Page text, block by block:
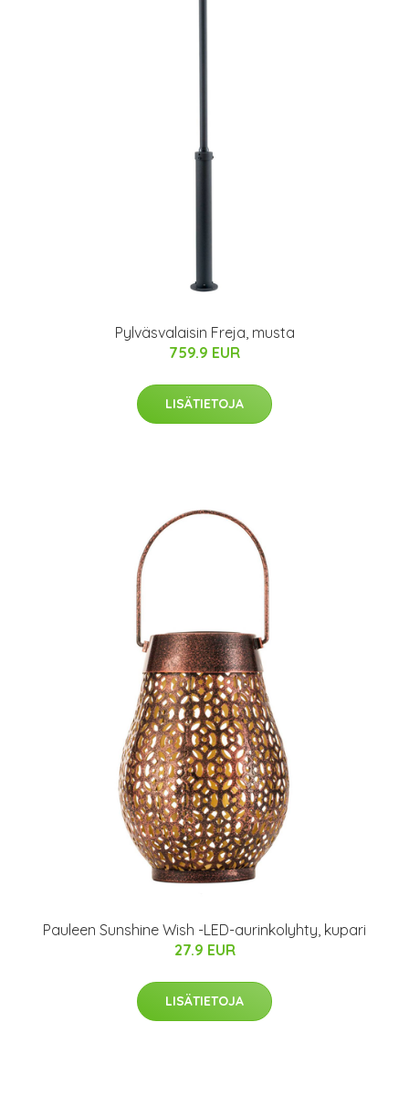
Pylväsvalaisin Freja, musta
759.9 EUR
LISÄTIETOJA
Pauleen Sunshine Wish -LED-aurinkolyhty, kupari
27.9 EUR
LISÄTIETOJA